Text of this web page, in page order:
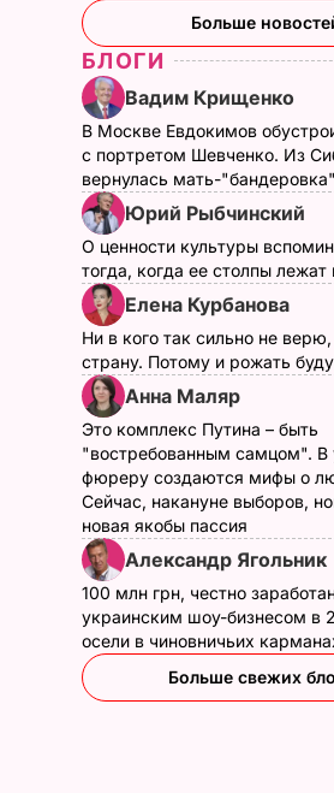
Больше
БЛОГИ
Вадим Крищенко
В Москве Евдокимов
с портретом Шевченко. Из
вернулась мать-"бандеровка"
Юрий Рыбчинский
О ценности культуры
тогда, когда ее столпы лежат
Елена Курбанова
Ни в кого так сильно не
страну. Потому и рожать
Анна Маляр
Это комплекс Путина – быть
"востребованным самцом". В
фюреру создаются мифы о
Сейчас, накануне выборов,
новая якобы пассия
Александр Ягольник
100 млн грн, честно
украинским шоу-бизнесом в
осели в чиновничьих
Больше свежих